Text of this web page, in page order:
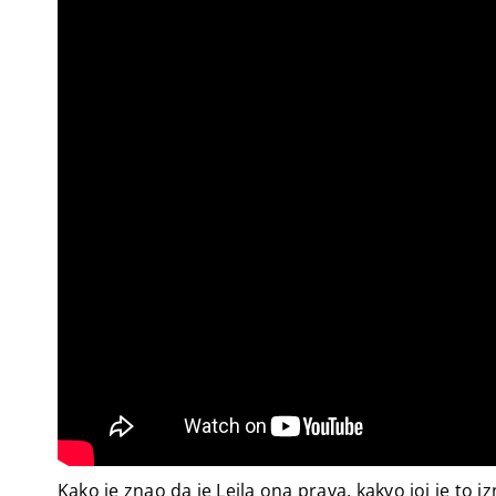
Kako je znao da je Lejla ona prava, kakvo joj je to